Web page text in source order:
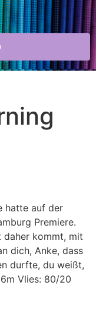
hatte auf der
Premiere.
daher kommt, mit
dich, Anke, dass
durfte, du weißt,
Vlies: 80/20